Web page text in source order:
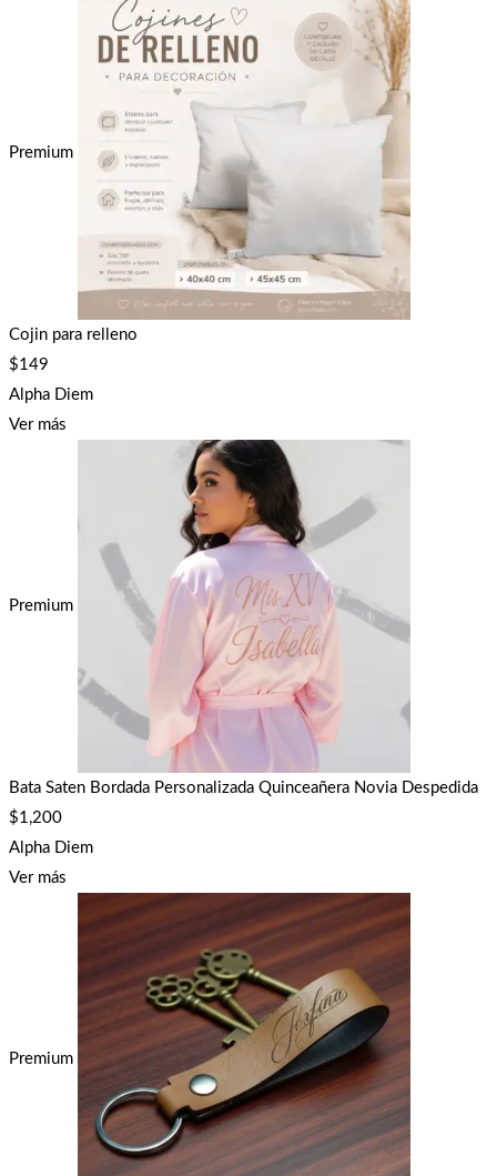
Premium
Cojin para relleno
$149
Alpha Diem
Ver más
Premium
Bata Saten Bordada Personalizada Quinceañera Novia Despedida
$1,200
Alpha Diem
Ver más
Premium